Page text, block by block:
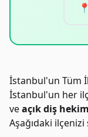
İstanbul'un Tüm
İstanbul'un her
veaçık diş
Aşağıdaki